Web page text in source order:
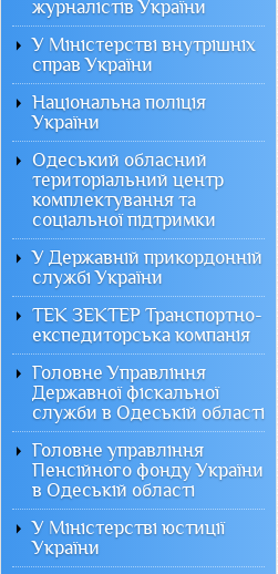
журналістів України
У Міністерстві внутрішніх
справ України
Національна поліція
України
Одеський обласний
територіальний центр
комплектування та
соціальної підтримки
У Державній прикордонній
службі України
ТЕК ЗЕКТЕР Транспортно-
експедиторська компанія
Головне Управління
Державної фіскальної
служби в Одеській області
Головне управління
Пенсійного фонду України
в Одеській області
У Міністерстві юстиції
України